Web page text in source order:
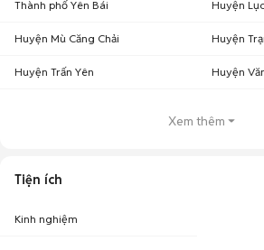
Thành phố Yên Bái Huyện
Huyện Mù Căng Chải Huyện
Huyện Trấn Yên Huyện
Xem thêm
Tiện ích
Kinh nghiệm